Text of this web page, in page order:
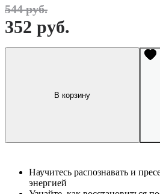
544 руб.
352 руб.
В корзину
Научитесь распознавать и
энергией